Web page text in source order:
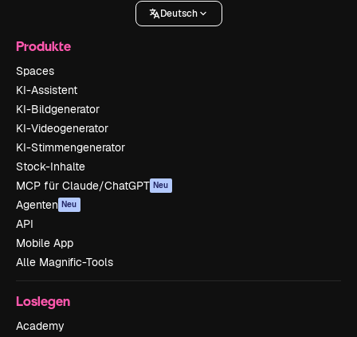
Deutsch
Produkte
Spaces
KI-Assistent
KI-Bildgenerator
KI-Videogenerator
KI-Stimmengenerator
Stock-Inhalte
MCP für Claude/ChatGPT Neu
Agenten Neu
API
Mobile App
Alle Magnific-Tools
Loslegen
Academy